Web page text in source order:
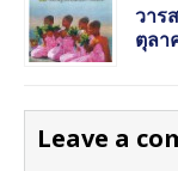
วาร
ตุล
Leave a